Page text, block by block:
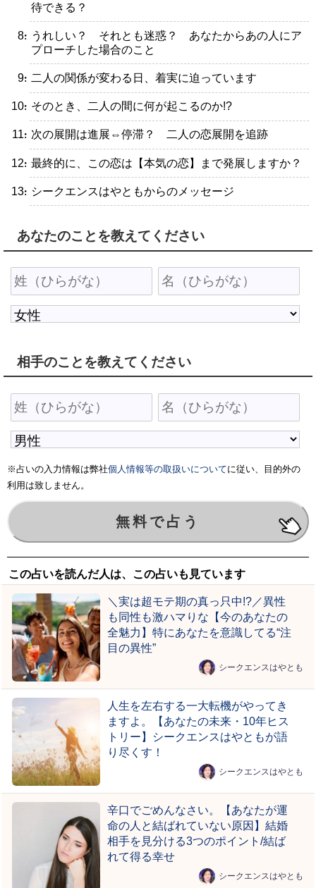
待できる？
・うれしい？ それとも迷惑？ あなたからあの人にア
プローチした場合のこと
・二人の関係が変わる日、着実に迫っています
・そのとき、二人の間に何が起こるのか!?
・次の展開は進展⇔停滞？ 二人の恋展開を追跡
・最終的に、この恋は【本気の恋】まで発展しますか？
・シークエンスはやともからのメッセージ
あなたのことを教えてください
相手のことを教えてください
※占いの入力情報は弊社個人情報等の取扱いについてに従い、目的外の
利用は致しません。
この占いを読んだ人は、この占いも見ています
＼実は超モテ期の真っ只中!?／異性
も同性も激ハマりな【今のあなたの
全魅力】特にあなたを意識してる“注
目の異性”
シークエンスはやとも
人生を左右する一大転機がやってき
ますよ。【あなたの未来・10年ヒス
トリー】シークエンスはやともが語
り尽くす！
シークエンスはやとも
辛口でごめんなさい。【あなたが運
命の人と結ばれていない原因】結婚
相手を見分ける3つのポイント/結ば
れて得る幸せ
シークエンスはやとも